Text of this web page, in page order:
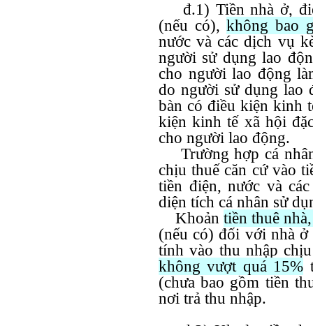
đ.1) Tiền nhà ở,
(nếu có),không bao
nước và các dịch vụ
người sử dụng lao
cho người lao động
do người sử dụng lao
bàn có điều kiện kinh
kiện kinh tế xã hội
cho người lao động.
Trường hợp cá
chịu thuế căn cứ vào
tiền điện, nước và
diện tích cá nhân sử
Khoảntiền thuê
(nếu có) đối với nhà
tính vào thu nhập
không vượt quá 15%
(chưa bao gồm tiền
nơi trả thu nhập.